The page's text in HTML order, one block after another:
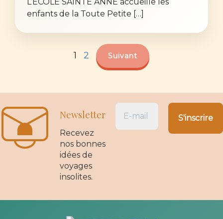
enfants de la Toute Petite […]
1 2 Suivant
Newsletter
Recevez
nos bonnes
idées de
voyages
insolites.